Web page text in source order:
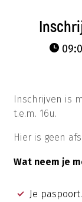
Inschrijven is
t.e.m. 16u.
Hier is geen
Wat neem je
Je paspoort.